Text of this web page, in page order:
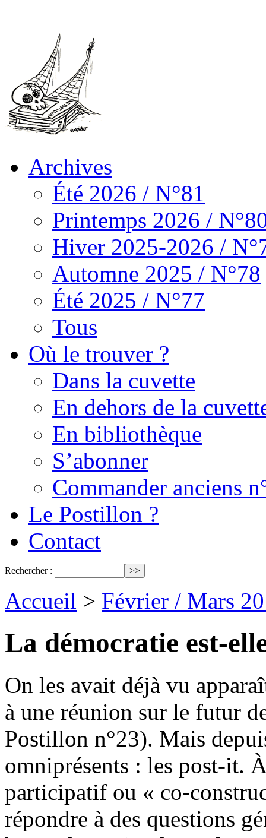
Archives
Été 2026 / N°81
Printemps 2026 /
Hiver 2025-2026 /
Automne 2025 / N°78
Été 2025 / N°77
Tous
Où le trouver ?
Dans la cuvette
En dehors de la
En bibliothèque
S’abonner
Commander anciens
Le Postillon ?
Contact
Rechercher :
Accueil > Février / Mars
La démocratie est-
On les avait déjà vu
à une réunion sur le futur
Postillon n°23). Mais
omniprésents : les post-it.
participatif ou « co-
répondre à des questions